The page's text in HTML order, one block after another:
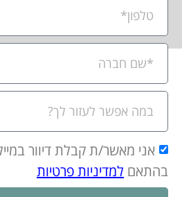
אני מאשר/ת קבלת דיוור
בהתאם למדיניות פרטיות